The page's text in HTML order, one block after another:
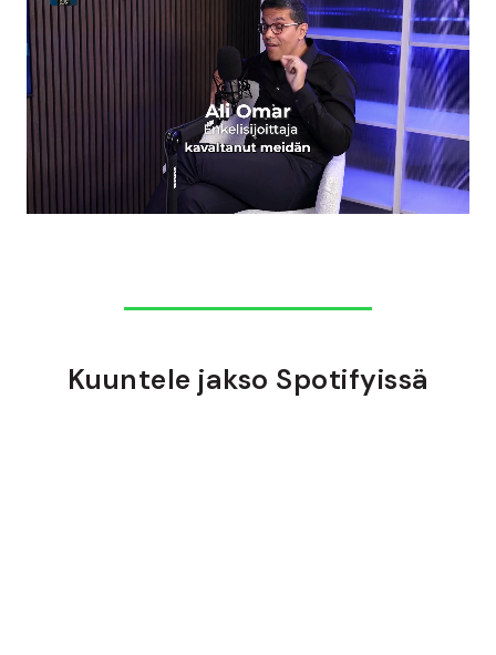
Kuuntele jakso Spotifyissä